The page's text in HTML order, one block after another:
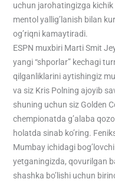
uchun jarohatingizga kichik
mentol yallig’lanish bilan
og’riqni kamaytiradi.
ESPN muxbiri Marti Smit
yangi “shporlar” kechagi
qilganliklarini aytishingiz
va siz Kris Polning ajoyib
shuning uchun siz Golden
chempionatda g’alaba
holatda sinab ko’ring.
Mumbay ichidagi
yetganingizda, qovurilgan
shashka bo’lishi uchun